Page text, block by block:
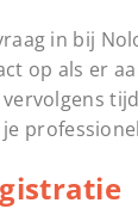
in bij
op als er